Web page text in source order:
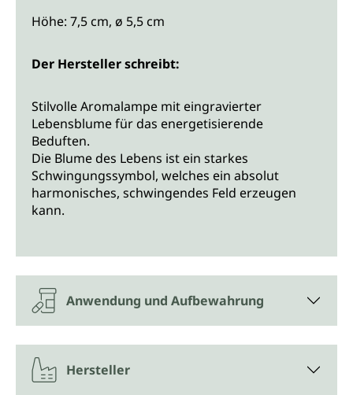
Höhe: 7,5 cm, ø 5,5 cm
Der Hersteller schreibt:
Stilvolle Aromalampe mit eingravierter
Lebensblume für das energetisierende
Beduften.
Die Blume des Lebens ist ein starkes
Schwingungssymbol, welches ein absolut
harmonisches, schwingendes Feld erzeugen
kann.
Anwendung und Aufbewahrung
Hersteller